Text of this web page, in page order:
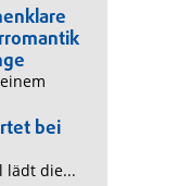
bei
lädt die...